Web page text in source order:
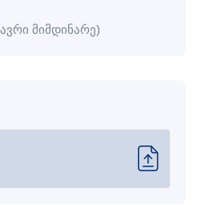
მიმდინარე)